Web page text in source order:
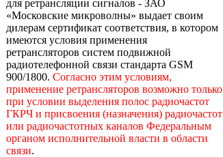
для ретрансляции сигналов - ЗАО
«Московские микроволны» выдает своим
дилерам сертификат соответствия, в котором
имеются условия применения
ретрансляторов систем подвижной
радиотелефонной связи стандарта GSM
900/1800. Согласно этим условиям,
применение ретрансляторов возможно только
при условии выделения полос радиочастот
ГКРЧ и присвоения (назначения) радиочастот
или радиочастотных каналов Федеральным
органом исполнительной власти в области
связи.